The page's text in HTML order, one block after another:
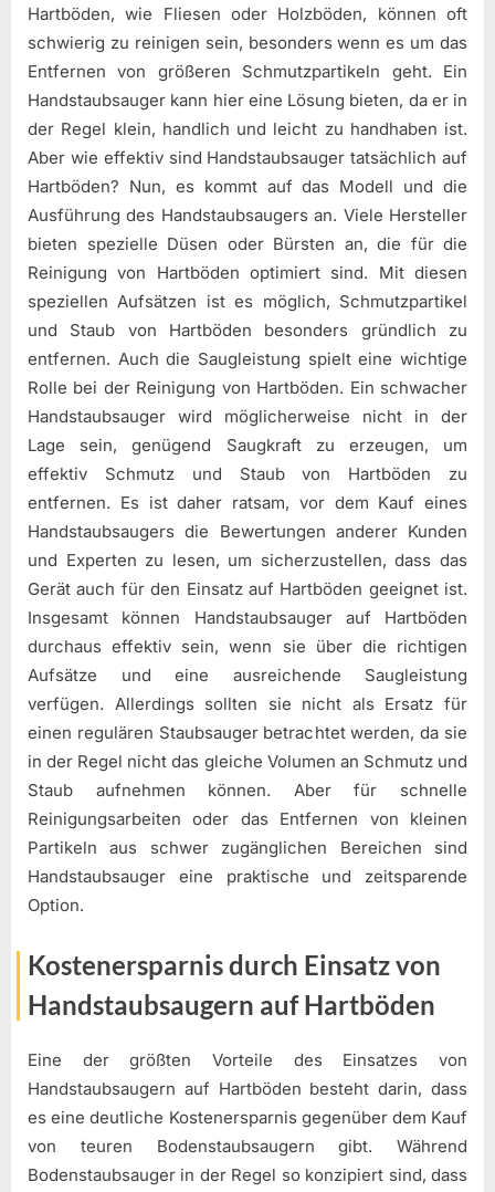
Hartböden, wie Fliesen oder Holzböden, können oft
schwierig zu reinigen sein, besonders wenn es um das
Entfernen von größeren Schmutzpartikeln geht. Ein
Handstaubsauger kann hier eine Lösung bieten, da er in
der Regel klein, handlich und leicht zu handhaben ist.
Aber wie effektiv sind Handstaubsauger tatsächlich auf
Hartböden? Nun, es kommt auf das Modell und die
Ausführung des Handstaubsaugers an. Viele Hersteller
bieten spezielle Düsen oder Bürsten an, die für die
Reinigung von Hartböden optimiert sind. Mit diesen
speziellen Aufsätzen ist es möglich, Schmutzpartikel
und Staub von Hartböden besonders gründlich zu
entfernen. Auch die Saugleistung spielt eine wichtige
Rolle bei der Reinigung von Hartböden. Ein schwacher
Handstaubsauger wird möglicherweise nicht in der
Lage sein, genügend Saugkraft zu erzeugen, um
effektiv Schmutz und Staub von Hartböden zu
entfernen. Es ist daher ratsam, vor dem Kauf eines
Handstaubsaugers die Bewertungen anderer Kunden
und Experten zu lesen, um sicherzustellen, dass das
Gerät auch für den Einsatz auf Hartböden geeignet ist.
Insgesamt können Handstaubsauger auf Hartböden
durchaus effektiv sein, wenn sie über die richtigen
Aufsätze und eine ausreichende Saugleistung
verfügen. Allerdings sollten sie nicht als Ersatz für
einen regulären Staubsauger betrachtet werden, da sie
in der Regel nicht das gleiche Volumen an Schmutz und
Staub aufnehmen können. Aber für schnelle
Reinigungsarbeiten oder das Entfernen von kleinen
Partikeln aus schwer zugänglichen Bereichen sind
Handstaubsauger eine praktische und zeitsparende
Option.
Kostenersparnis durch Einsatz von
Handstaubsaugern auf Hartböden
Eine der größten Vorteile des Einsatzes von
Handstaubsaugern auf Hartböden besteht darin, dass
es eine deutliche Kostenersparnis gegenüber dem Kauf
von teuren Bodenstaubsaugern gibt. Während
Bodenstaubsauger in der Regel so konzipiert sind, dass